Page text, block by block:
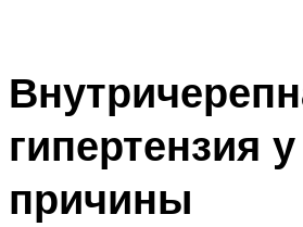
гипертензия
причины